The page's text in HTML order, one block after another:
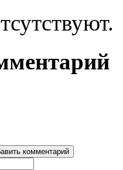
комментарий